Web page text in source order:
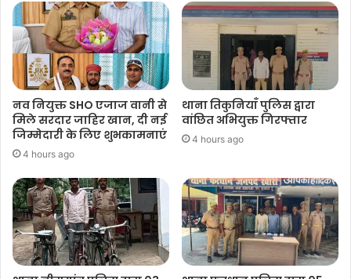
नव नियुक्त SHO एजाज वानी से
मिले सरदार जाहिर खान, दी नई
जिम्मेदारी के लिए शुभकामनाएं
4 hours ago
थाना तिकुनियाँ पुलिस द्वारा
वांछित अभियुक्त गिरफ्तार
4 hours ago